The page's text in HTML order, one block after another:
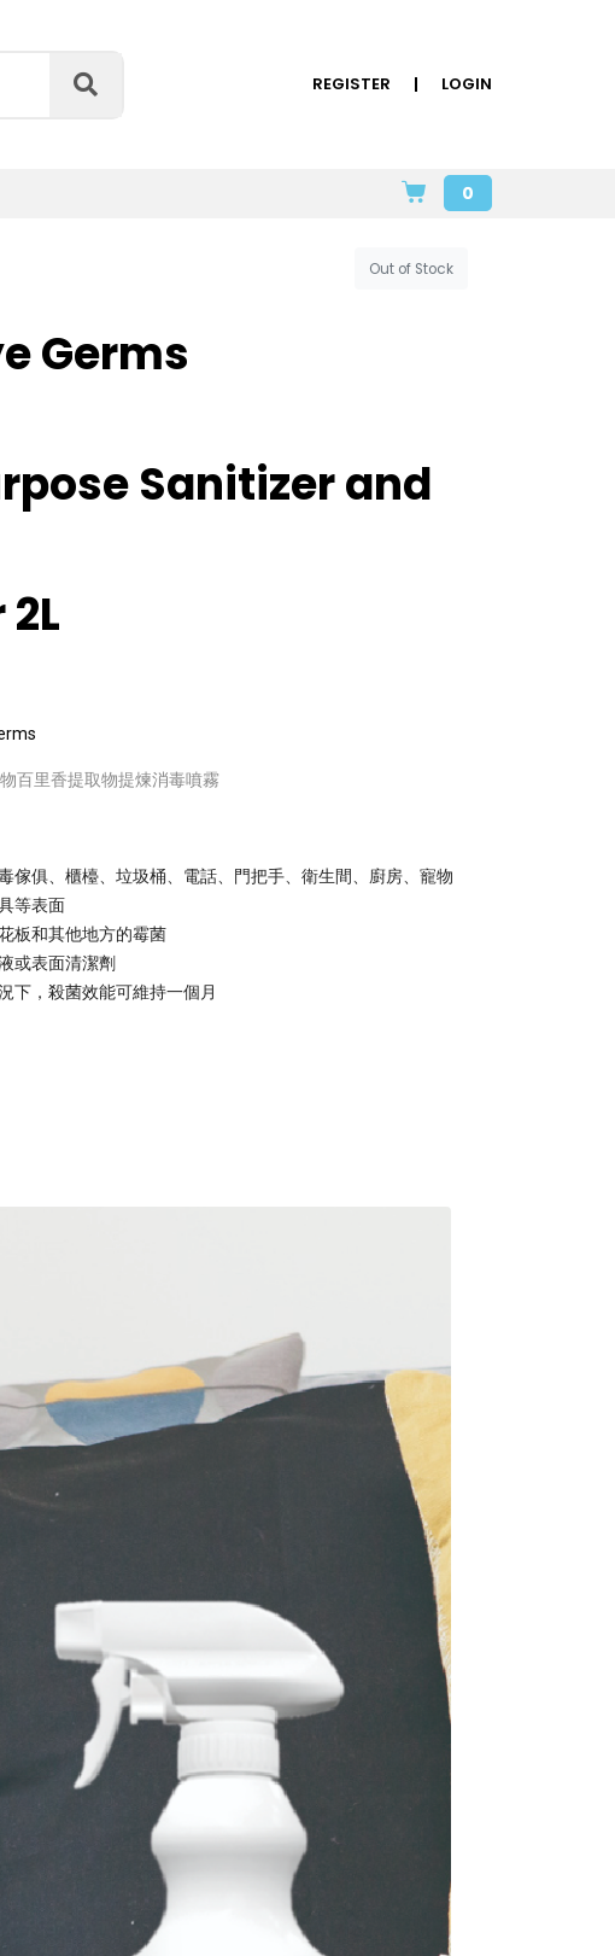
REGISTER LOGIN
0
Out of Stock
Germs
Sanitizer and
百里香提取物提煉消毒噴霧
傢俱、櫃檯、垃圾桶、電話、門把手、衛生間、廚房、寵物
等表面
板和其他地方的霉菌
或表面清潔劑
下，殺菌效能可維持一個月